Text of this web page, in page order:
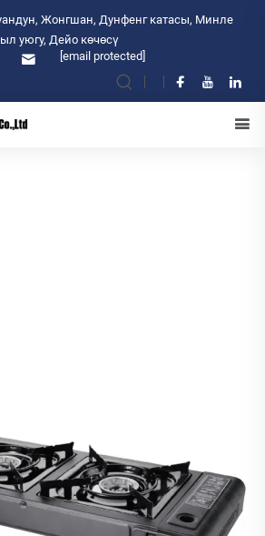
Жонгшан, Дунфенг катасы, Минле
уюгу, Дейо көчөсү
[email protected]